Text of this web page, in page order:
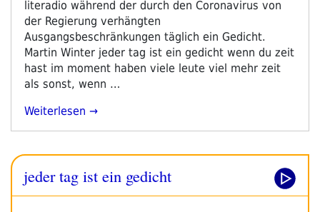
literadio während der durch den Coronavirus von
der Regierung verhängten
Ausgangsbeschränkungen täglich ein Gedicht.
Martin Winter jeder tag ist ein gedicht wenn du zeit
hast im moment haben viele leute viel mehr zeit
als sonst, wenn …
„jeder
Ein
Gedicht
#1:
Weiterlesen
jeder tag ist ein gedicht